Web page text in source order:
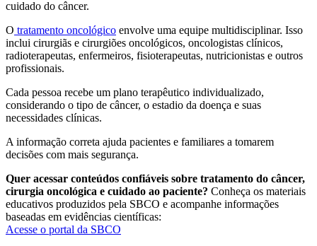
cuidado do câncer.
O tratamento oncológico envolve uma equipe multidisciplinar. Isso
inclui cirurgiãs e cirurgiões oncológicos, oncologistas clínicos,
radioterapeutas, enfermeiros, fisioterapeutas, nutricionistas e outros
profissionais.
Cada pessoa recebe um plano terapêutico individualizado,
considerando o tipo de câncer, o estadio da doença e suas
necessidades clínicas.
A informação correta ajuda pacientes e familiares a tomarem
decisões com mais segurança.
Quer acessar conteúdos confiáveis sobre tratamento do câncer,
cirurgia oncológica e cuidado ao paciente? Conheça os materiais
educativos produzidos pela SBCO e acompanhe informações
baseadas em evidências científicas:
Acesse o portal da SBCO